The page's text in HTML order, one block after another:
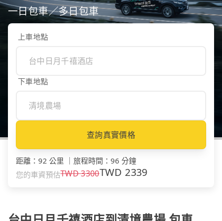
一日包車／多日包車
上車地點
下車地點
查詢真實價格
距離 ： 92 公里 旅程時間 ： 96 分鐘
您的車資預估TWD3300TWD 2339